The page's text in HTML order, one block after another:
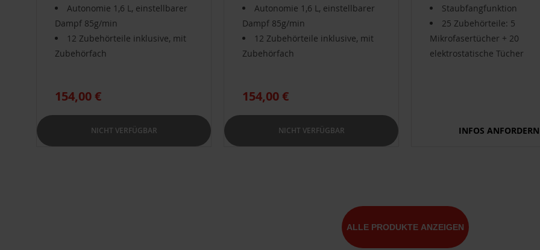
Autonomie 1,6 L, einstellbarer
Dampf 85g/min
12 Zubehörteile inklusive, mit
Zubehörfach
154,00 €
NICHT VERFÜGBAR
Autonomie 1,6 L, einstellbarer
Dampf 85g/min
12 Zubehörteile inklusive, mit
Zubehörfach
154,00 €
NICHT VERFÜGBAR
Staubfangfunktion
25 Zubehörteile: 5
Mikrofasertücher + 20
elektrostatische Tücher
INFOS ANFORDERN
ALLE PRODUKTE ANZEIGEN